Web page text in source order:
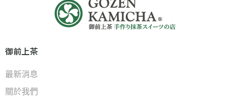
御前上茶
最新消息
關於我們